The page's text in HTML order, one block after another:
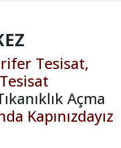
Tesisat,
Açma
Kapınızdayız